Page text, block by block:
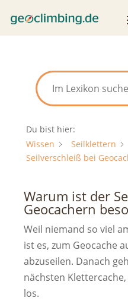
Du bist hier:
Wissen
Seilklettern
Seilverschleiß bei
Warum ist der
Geocachern
Weil niemand so viel
ist es, zum Geocache
abzuseilen. Danach
nächsten
los.